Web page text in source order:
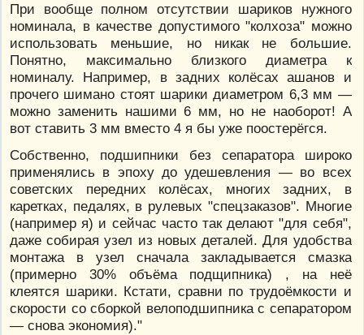
При вообще полном отсутствии шариков нужного
номинала, в качестве допустимого "колхоза" можно
использовать меньшие, но никак не большие.
Понятно, максимально близкого диаметра к
номиналу. Например, в задних колёсах ашанов и
прочего шимано стоят шарики диаметром 6,3 мм —
можно заменить нашими 6 мм, но не наоборот! А
вот ставить 3 мм вместо 4 я бы уже поостерёгся.
Собственно, подшипники без сепаратора широко
применялись в эпоху до удешевления — во всех
советских передних колёсах, многих задних, в
каретках, педалях, в рулевых "спецзаказов". Многие
(например я) и сейчас часто так делают "для себя",
даже собирая узел из новых деталей. Для удобства
монтажа в узел сначала закладывается смазка
(примерно 30% объёма подщипника) , на неё
клеятся шарики. Кстати, сравни по трудоёмкости и
скорости со сборкой велоподшипника с сепаратором
— снова экономия)."